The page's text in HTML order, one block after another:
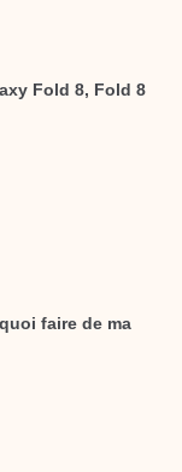
Fold 8, Fold 8
faire de ma